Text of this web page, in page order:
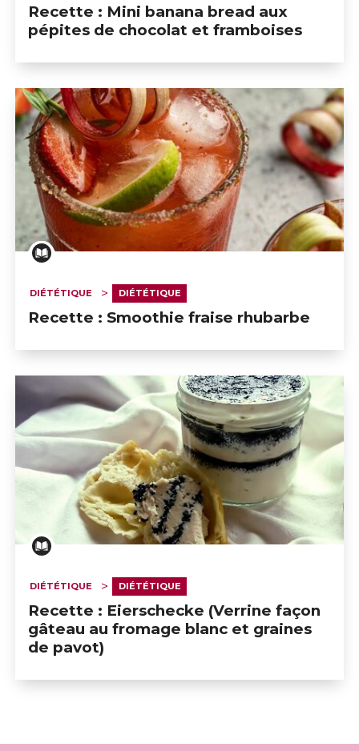
Recette : Mini banana bread aux
pépites de chocolat et framboises
DIÉTÉTIQUE DIÉTÉTIQUE
Recette : Smoothie fraise rhubarbe
DIÉTÉTIQUE DIÉTÉTIQUE
Recette : Eierschecke (Verrine façon
gâteau au fromage blanc et graines
de pavot)